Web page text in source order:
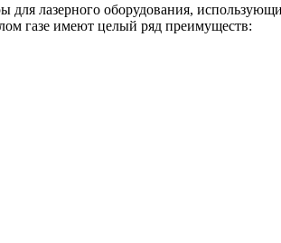
для лазерного оборудования,
газе имеют целый ряд преимуществ: